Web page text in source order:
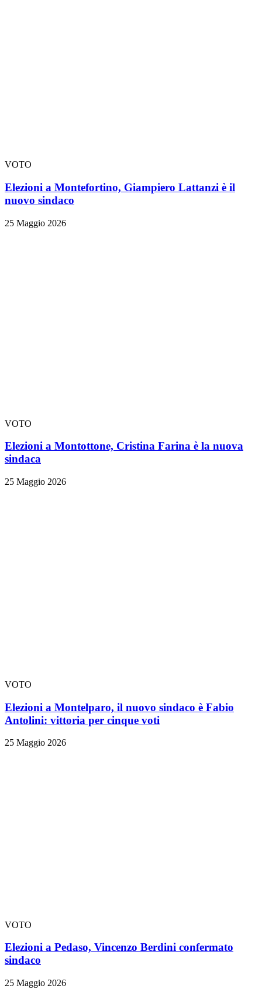
VOTO
Elezioni a Montefortino, Giampiero Lattanzi è il
nuovo sindaco
25 Maggio 2026
VOTO
Elezioni a Montottone, Cristina Farina è la nuova
sindaca
25 Maggio 2026
VOTO
Elezioni a Montelparo, il nuovo sindaco è Fabio
Antolini: vittoria per cinque voti
25 Maggio 2026
VOTO
Elezioni a Pedaso, Vincenzo Berdini confermato
sindaco
25 Maggio 2026